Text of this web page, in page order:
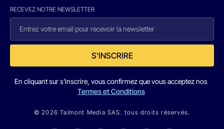
RECEVEZ NOTRE NEWSLETTER
S'INSCRIRE
En cliquant sur s'inscrire, vous confirmez que vous acceptez nos
Termes et Conditions
© 2026 Talmont Media SAS. tous droits réservés.